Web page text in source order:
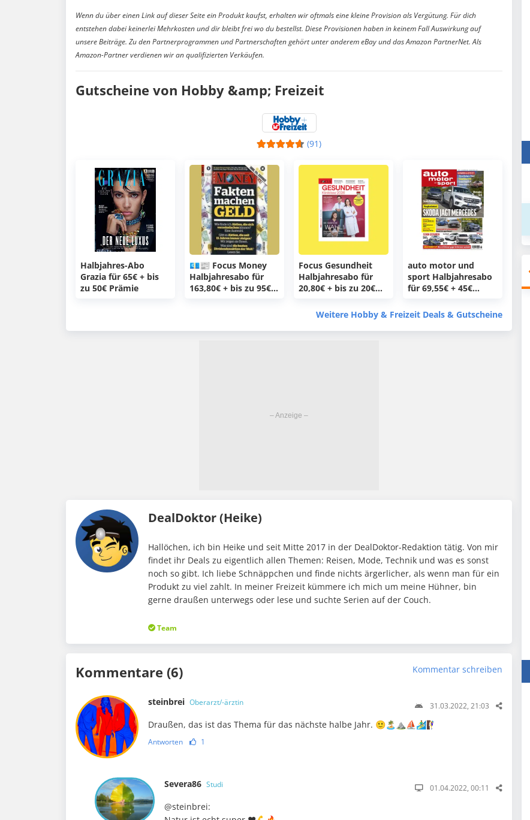
Wenn du über einen Link auf dieser Seite ein Produkt kaufst, erhalten wir oftmals eine kleine Provision als Vergütung. Für dich
entstehen dabei keinerlei Mehrkosten und dir bleibt frei wo du bestellst. Diese Provisionen haben in keinem Fall Auswirkung auf
unsere Beiträge. Zu den Partnerprogrammen und Partnerschaften gehört unter anderem eBay und das Amazon PartnerNet. Als
Amazon-Partner verdienen wir an qualifizierten Verkäufen.
Gutscheine von Hobby &amp; Freizeit
(91)
Halbjahres-Abo
Grazia für 65€ + bis
zu 50€ Prämie
💶📰 Focus Money
Halbjahresabo für
163,80€ + bis zu 95€
Focus Gesundheit
Halbjahresabo für
20,80€ + bis zu 20€
verschiedene
auto motor und
sport Halbjahresabo
für 69,55€ + 45€
verschiedene
Weitere Hobby & Freizeit Deals & Gutscheine
DealDoktor (Heike)
Hallöchen, ich bin Heike und seit Mitte 2017 in der DealDoktor-Redaktion tätig. Von mir
findet ihr Deals zu eigentlich allen Themen: Reisen, Mode, Technik und was es sonst
noch so gibt. Ich liebe Schnäppchen und finde nichts ärgerlicher, als wenn man für ein
Produkt zu viel zahlt. In meiner Freizeit kümmere ich mich um meine Hühner, bin
gerne draußen unterwegs oder lese und suchte Serien auf der Couch.
Team
Kommentare (6) Kommentar schreiben
steinbrei Oberarzt/-ärztin 31.03.2022, 21:03
Draußen, das ist das Thema für das nächste halbe Jahr. 🙂🏝⛰️⛵🏄‍♂️🧗‍♀️
Antworten 1
Severa86 Studi 01.04.2022, 00:11
@steinbrei: